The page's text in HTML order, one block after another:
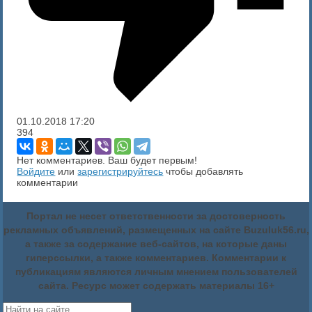
01.10.2018 17:20
394
Нет комментариев. Ваш будет первым!
Войдите илизарегистрируйтесь чтобы добавлять
комментарии
Портал не несет ответственности за достоверность
рекламных объявлений, размещенных на сайте Buzuluk56.ru,
а также за содержание веб-сайтов, на которые даны
гиперссылки, а также комментариев. Комментарии к
публикациям являются личным мнением пользователей
сайта. Ресурс может содержать материалы 16+